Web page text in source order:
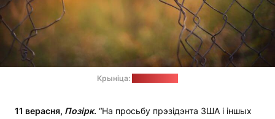
Крыніца:
11 верасня, Позірк. “На просьбу прэзідэнта ЗША і іншых